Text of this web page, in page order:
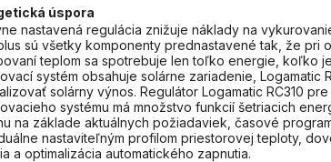
úspora
nastavená regulácia znižuje náklady na
sú všetky komponenty prednastavené tak, že pri
teplom sa spotrebuje len toľko energie, koľko
systém obsahuje solárne zariadenie, Logamatic
solárny výnos. Regulátor Logamatic RC310
systému má množstvo funkcií šetriacich
na základe aktuálnych požiadaviek, časové
nastaviteľným profilom priestorovej teploty,
a optimalizácia automatického zapnutia.